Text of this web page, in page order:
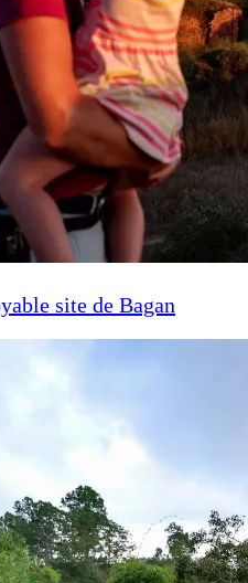
site de Bagan